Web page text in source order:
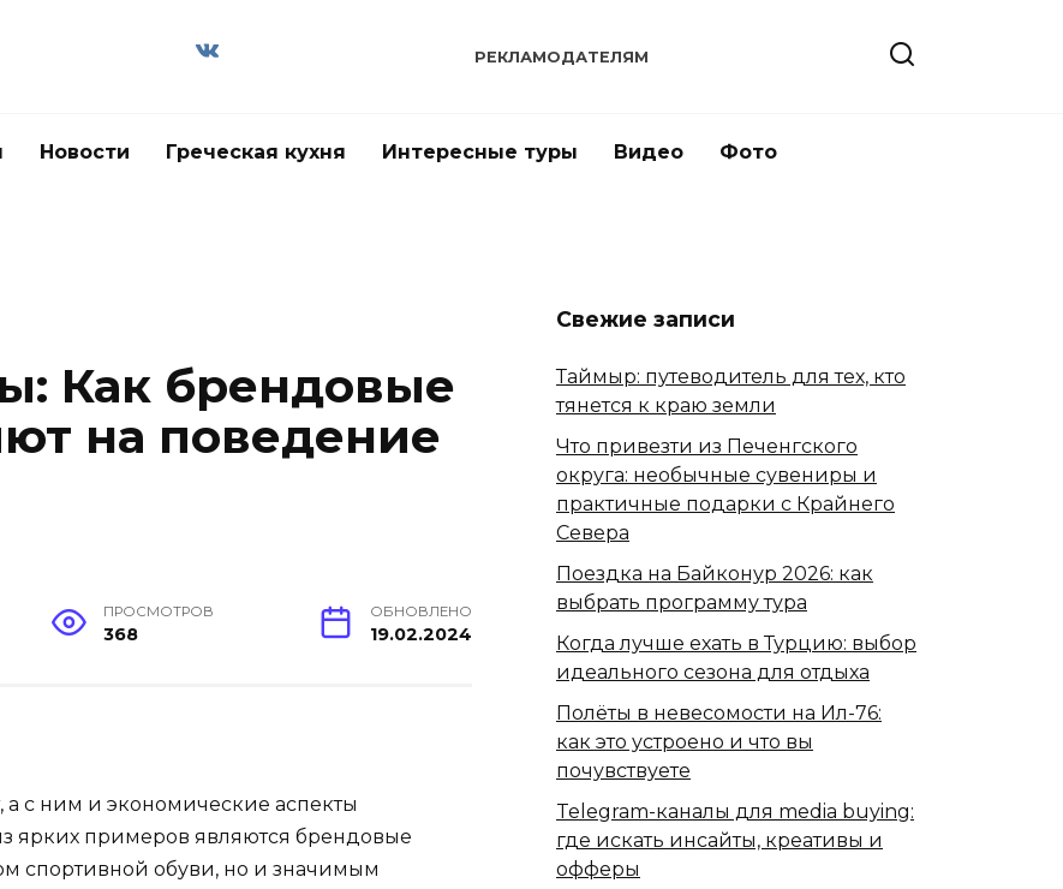
РЕКЛАМОДАТЕЛЯМ
Новости Греческая кухня Интересные туры Видео Фото
Как брендовые
на поведение
ПРОСМОТРОВ
368
ОБНОВЛЕНО
19.02.2024
с ним и экономические аспекты
ярких примеров являются брендовые
спортивной обуви, но и значимым
Свежие записи
Таймыр: путеводитель для тех, кто
тянется к краю земли
Что привезти из Печенгского
округа: необычные сувениры и
практичные подарки с Крайнего
Севера
Поездка на Байконур 2026: как
выбрать программу тура
Когда лучше ехать в Турцию: выбор
идеального сезона для отдыха
Полёты в невесомости на Ил-76:
как это устроено и что вы
почувствуете
Telegram-каналы для media buying:
где искать инсайты, креативы и
офферы